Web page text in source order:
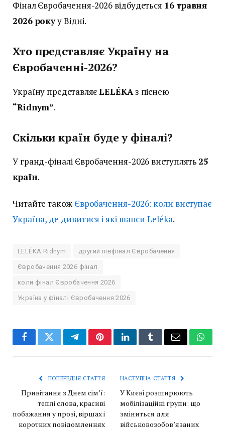
Фінал Євробачення-2026 відбудеться 16 травня
2026 рокуу Відні.
Хто представляє Україну на
Євробаченні-2026?
Україну представляєLELÉKA з піснею
“Ridnym”.
Скільки країн буде у фіналі?
У гранд-фіналі Євробачення-2026 виступлять 25
країн.
Читайте також Євробачення-2026: коли виступає
Україна, де дивитися і які шанси Leléka.
LELÉKA Ridnym другий півфінал Євробачення
Євробачення 2026 фінал
коли фінал Євробачення 2026
Україна у фіналі Євробачення 2026
FacebookTwitterTelegramPinterestLinkedInTumblrEmail
ПОПЕРЕДНЯ СТАТТЯ
Привітання з Днем сім’ї:
теплі слова, красиві
побажання у прозі, віршах і
коротких повідомленнях
НАСТУПНА СТАТТЯ
У Києві розширюють
мобілізаційні групи: що
зміниться для
військовозобов’язаних